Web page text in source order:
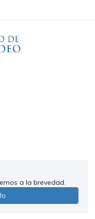
a la brevedad.